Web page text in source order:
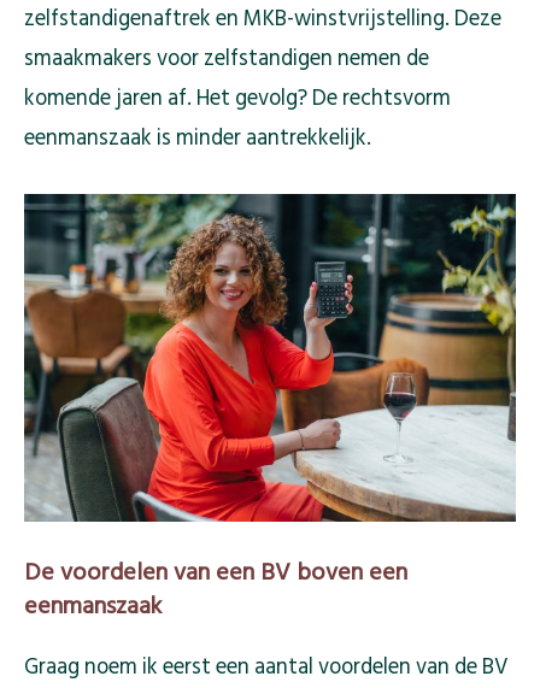
zelfstandigenaftrek en MKB-winstvrijstelling. Deze
smaakmakers voor zelfstandigen nemen de
komende jaren af. Het gevolg? De rechtsvorm
eenmanszaak is minder aantrekkelijk.
De voordelen van een BV boven een
eenmanszaak
Graag noem ik eerst een aantal voordelen van de BV